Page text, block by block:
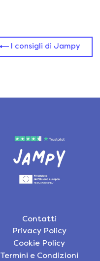
I consigli di Jampy
Contatti
Privacy Policy
Cookie Policy
Termini e Condizioni